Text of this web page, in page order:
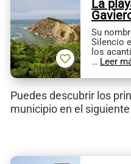
La
Su
Silencio
los
… Leer
Puedes descubrir los
municipio en el